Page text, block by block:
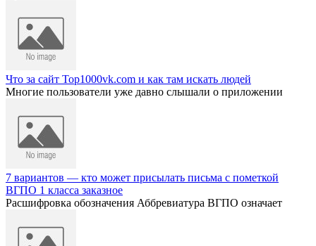
Что за сайт Top1000vk.com и как там искать людей
Многие пользователи уже давно слышали о приложении
7 вариантов — кто может присылать письма с пометкой
ВГПО 1 класса заказное
Расшифровка обозначения Аббревиатура ВГПО означает